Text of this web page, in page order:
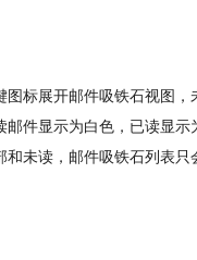
图标展开邮件吸铁石视图，
邮件显示为白色，已读显示
和未读，邮件吸铁石列表只